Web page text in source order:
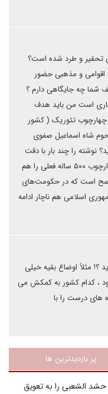
تحقیر و طرد شده است؟
اقوامی و مذهبی حضور
شما چه جایگاهی دارم ؟
است من باید هدف
چهارچوب تئوریک ( کشور
شاه اسماعیل صفوی
نوشته را چند بار با دقت
خواندم ولی پیشنهادی ندیدم و ضمنا تایید چهارچوب ۵۰۰ ساله فعلی را هم
است که در حکومت‌های
اسلامی هم ناچار ادامه
؟! مثلاً اوضاع بقیه خیلی
، کدام کشور به کمکش می
های درست را با
پر بازدیدترین ها
الشعبی را به تعویق